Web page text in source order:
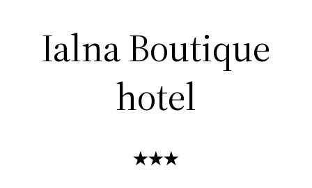
Ialna Boutique
hotel